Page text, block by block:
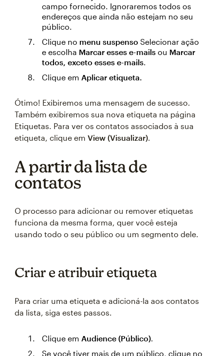
campo fornecido. Ignoraremos todos os
endereços que ainda não estejam no seu
público.
Clique no menu suspenso Selecionar ação
e escolha Marcar esses e-mails ou Marcar
todos, exceto esses e-mails
Clique em Aplicar etiqueta.
Ótimo! Exibiremos uma mensagem de sucesso.
Também exibiremos sua nova etiqueta na página
Etiquetas. Para ver os contatos associados à sua
etiqueta, clique em View (Visualizar)
A partir da lista de
contatos
O processo para adicionar ou remover etiquetas
funciona da mesma forma, quer você esteja
usando todo o seu público ou um segmento dele.
Criar e atribuir etiqueta
Para criar uma etiqueta e adicioná-la aos contatos
da lista, siga estes passos.
Clique em Audience (Público)
Se você tiver mais de um público, clique no